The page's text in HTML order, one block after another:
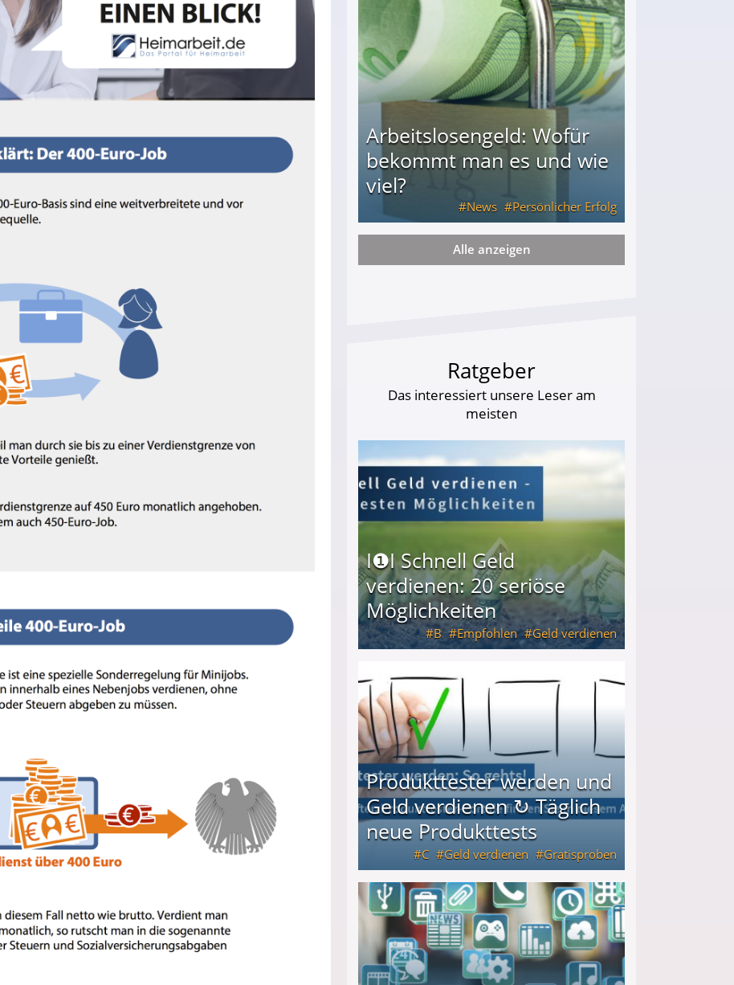
Bezahlte Umfragen - Die besten Anbieter
Arbeitslosengeld: Wofür
bekommt man es und wie
viel?
News Persönlicher Erfolg
Arbeitslosengeld: Wofür bekommt man es und wie viel?
Alle anzeigen
Ratgeber
Das interessiert unsere Leser am
meisten
I❶I Schnell Geld
verdienen: 20 seriöse
Möglichkeiten
B Empfohlen Geld verdienen
Produkttester werden und
Geld verdienen ↻ Täglich
neue Produkttests
C Geld verdienen Gratisproben
Produkttester werden und Geld verdienen ↻ Täglich neue Produkttests